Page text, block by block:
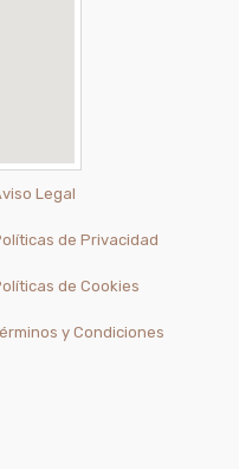
Legal
de Privacidad
de Cookies
y Condiciones